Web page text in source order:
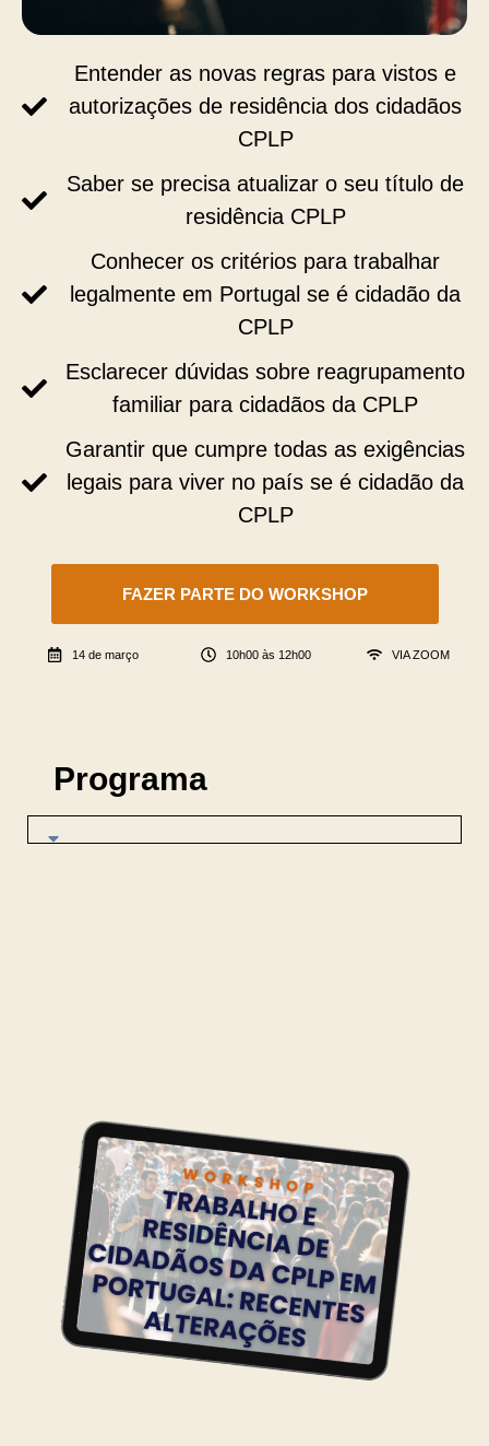
Entender as novas regras para vistos e
autorizações de residência dos cidadãos
CPLP
Saber se precisa atualizar o seu título de
residência CPLP
Conhecer os critérios para trabalhar
legalmente em Portugal se é cidadão da
CPLP
Esclarecer dúvidas sobre reagrupamento
familiar para cidadãos da CPLP
Garantir que cumpre todas as exigências
legais para viver no país se é cidadão da
CPLP
FAZER PARTE DO WORKSHOP
14 de março 10h00 às 12h00 VIA ZOOM
Programa